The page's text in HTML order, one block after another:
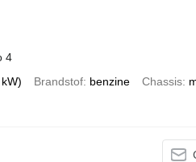
4
Brandstof benzine Chassis